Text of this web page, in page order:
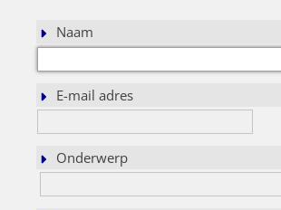
Naam
E-mail adres
Onderwerp